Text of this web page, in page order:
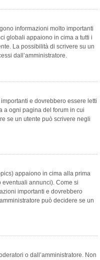
informazioni molto importanti
globali appaiono in cima a tutti i
La possibilità di scrivere su un
dall’amministratore.
e dovrebbero essere letti
a ogni pagina del forum in cui
se un utente può scrivere negli
appaiono in cima alla prima
annunci). Come si
importanti e dovrebbero
può decidere se un
o dall’amministratore. Non